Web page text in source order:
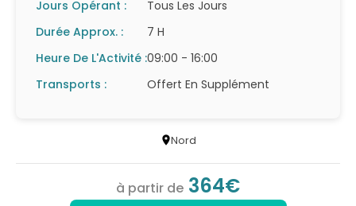
Jours Opérant :
Tous Les Jours
Durée Approx. :
7 H
Heure De L'Activité :09:00 - 16:00
Transports :
Offert En Supplément
Nord
à partir de 364€